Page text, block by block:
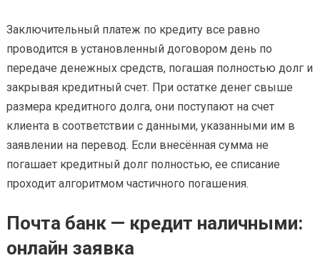
Заключительный платеж по кредиту все равно
проводится в установленный договором день по
передаче денежных средств, погашая полностью долг и
закрывая кредитный счет. При остатке денег свыше
размера кредитного долга, они поступают на счет
клиента в соответствии с данными, указанными им в
заявлении на перевод. Если внесённая сумма не
погашает кредитный долг полностью, ее списание
проходит алгоритмом частичного погашения.
Почта банк — кредит наличными:
онлайн заявка